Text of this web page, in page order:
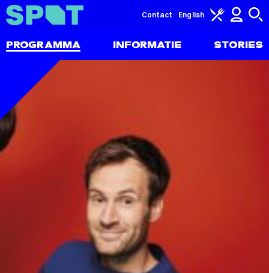
PROGRAMMA INFORMATIE STORIES
Contact English